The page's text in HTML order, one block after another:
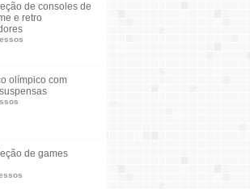
de consoles de
e retro
olímpico com
de games